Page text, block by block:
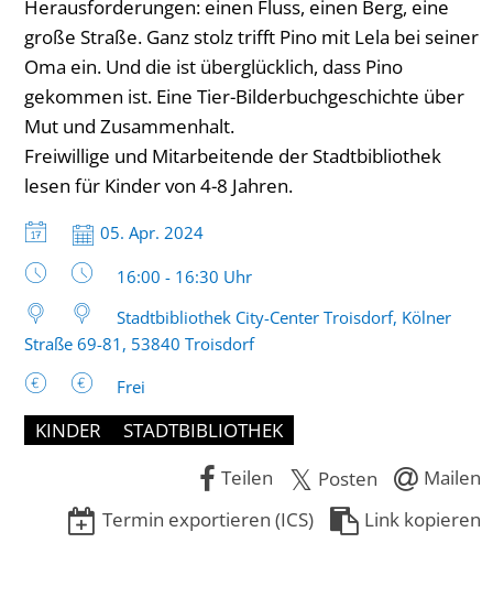
Herausforderungen: einen Fluss, einen Berg, eine
große Straße. Ganz stolz trifft Pino mit Lela bei seiner
Oma ein. Und die ist überglücklich, dass Pino
gekommen ist. Eine Tier-Bilderbuchgeschichte über
Mut und Zusammenhalt.
Freiwillige und Mitarbeitende der Stadtbibliothek
lesen für Kinder von 4-8 Jahren.
Datum:
05. Apr. 2024
Uhrzeit:
16:00 - 16:30 Uhr
Stadtbibliothek City-Center Troisdorf, Kölner
Straße 69-81, 53840 Troisdorf
Frei
KINDER
STADTBIBLIOTHEK
Teilen
Posten
Mailen
Termin exportieren (ICS)
Link kopieren